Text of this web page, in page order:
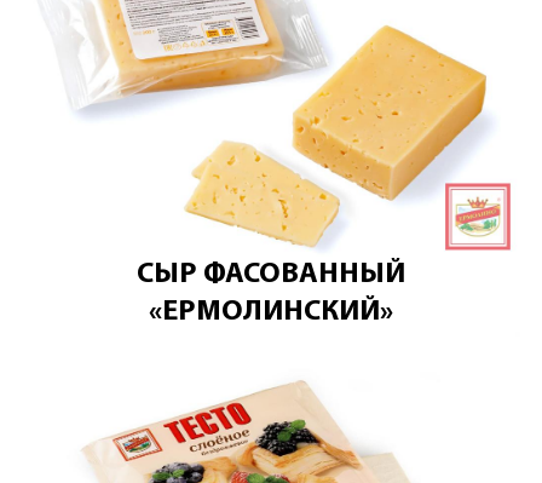
СЫР ФАСОВАННЫЙ
«ЕРМОЛИНСКИЙ»